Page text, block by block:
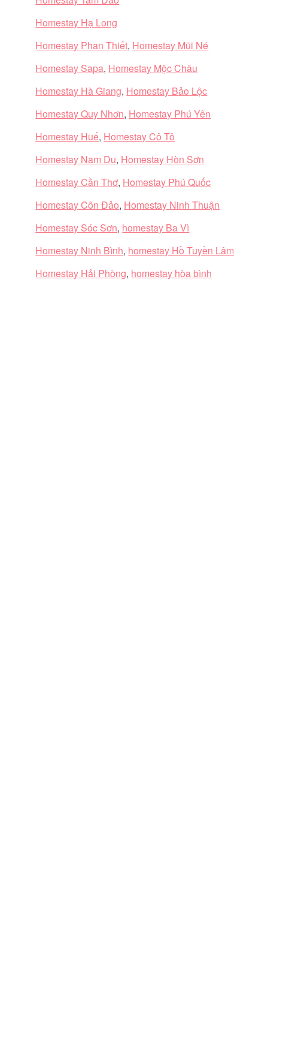
Homestay Hạ Long
Homestay Phan Thiết, Homestay Mũi Né
Homestay Sapa, Homestay Mộc Châu
Homestay Hà Giang, Homestay Bảo Lộc
Homestay Quy Nhơn, Homestay Phú Yên
Homestay Huế, Homestay Cô Tô
Homestay Nam Du, Homestay Hòn Sơn
Homestay Cần Thơ, Homestay Phú Quốc
Homestay Côn Đảo, Homestay Ninh Thuận
Homestay Sóc Sơn, homestay Ba Vì
Homestay Ninh Bình, homestay Hồ Tuyền Lâm
Homestay Hải Phòng, homestay hòa bình